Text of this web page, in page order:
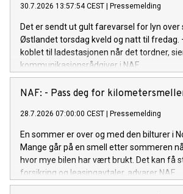
30.7.2026 13:57:54 CEST | Pressemelding
Det er sendt ut gult farevarsel for lyn over
Østlandet torsdag kveld og natt til fredag.
koblet til ladestasjonen når det tordner,
kommunikasjonsrådgiver i NAF.
NAF: - Pass deg for
28.7.2026 07:00:00 CEST | Pressemelding
En sommer er over og med den bilturer i
Mange går på en smell etter sommeren
hvor mye bilen har vært brukt. Det kan få
forsikring og leasingavtaler, advarer NAF.